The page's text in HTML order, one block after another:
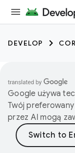
DEVELOP
Google używa
Twój
przez AI mogą